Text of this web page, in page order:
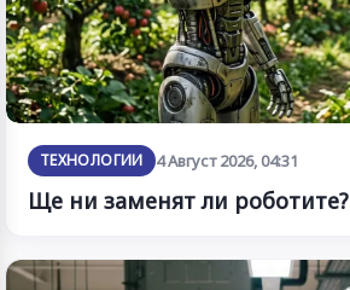
ТЕХНОЛОГИИ 4 Август 2026, 04:31
Ще ни заменят ли роботите?